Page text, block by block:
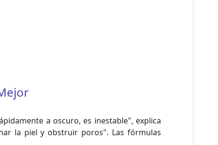
a oscuro, es inestable", explica
la piel y obstruir poros". Las fórmulas